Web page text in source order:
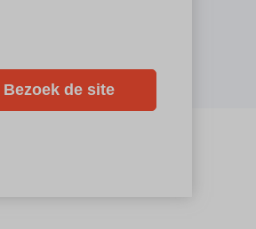
Bezoek de site